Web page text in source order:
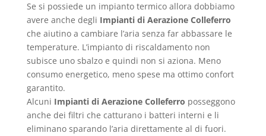
Se si possiede un impianto termico allora dobbiamo
avere anche degli Impianti di Aerazione Colleferro
che aiutino a cambiare l’aria senza far abbassare le
temperature. L’impianto di riscaldamento non
subisce uno sbalzo e quindi non si aziona. Meno
consumo energetico, meno spese ma ottimo confort
garantito.
Alcuni Impianti di Aerazione Colleferro posseggono
anche dei filtri che catturano i batteri interni e li
eliminano sparando l’aria direttamente al di fuori.